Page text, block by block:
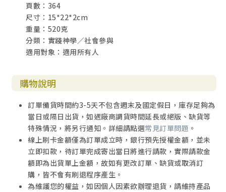
頁數：364
尺寸：15*22*2cm
重量：520克
分類：實踐神學／社會參與
適用對象：適用所有人
購物說明
訂單備貨時間約3-5天不包含週末及國定假日，庫存足夠為
當日或隔日出貨，如遇廠商調貨時間延長或絕版、缺貨等
特殊情況，將另行通知。詳細請點選常見訂單問題 。
線上刷卡金額僅為訂單成立時，銀行預先授權金額，並未
立即扣款，待訂單完成寄出當日將進行請款，實際請款金
額即為出貨單上金額，故如有更改訂單、缺貨或取消訂
購，皆不會有刷退程序產生。
為維護您的權益，如因個人因素欲辦理退貨，請維持產品